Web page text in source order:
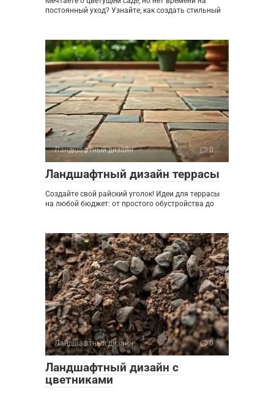
постоянный уход? Узнайте, как создать стильный
Ландшафтный дизайн 0
Ландшафтный дизайн террасы
Создайте свой райский уголок! Идеи для террасы
на любой бюджет: от простого обустройства до
Ландшафтный дизайн 0
Ландшафтный дизайн с
цветниками